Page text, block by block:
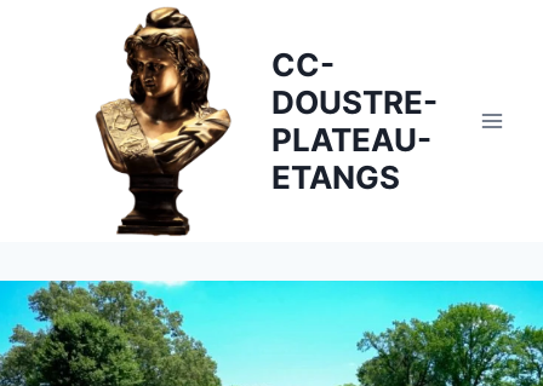
CC-
DOUSTRE-
PLATEAU-
ETANGS